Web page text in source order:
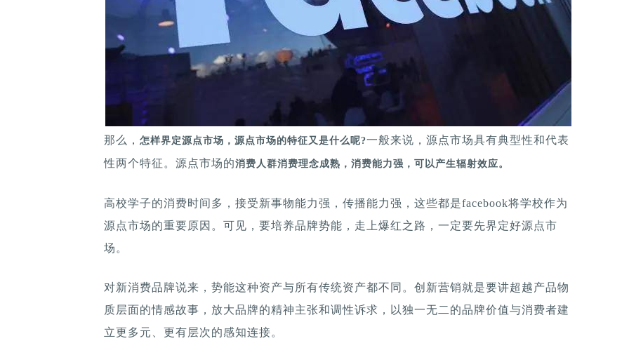
那么， 怎样界定源点市场，源点市场的特征又是什么呢?一般来说，源点市场具有典型性和代表
性两个特征。源点市场的消费人群消费理念成熟，消费能力强，可以产生辐射效应。
高校学子的消费时间多，接受新事物能力强，传播能力强，这些都是facebook将学校作为
源点市场的重要原因。可见，要培养品牌势能，走上爆红之路，一定要先界定好源点市
场。
对新消费品牌说来，势能这种资产与所有传统资产都不同。创新营销就是要讲超越产品物
质层面的情感故事，放大品牌的精神主张和调性诉求，以独一无二的品牌价值与消费者建
立更多元、更有层次的感知连接。